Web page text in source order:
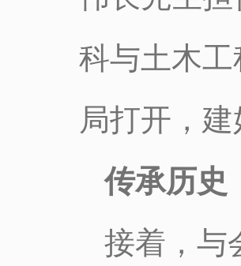
科与土木
局打开，
传承历史
接着，与